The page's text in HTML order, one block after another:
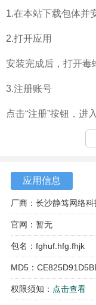
1.在本站下载包体并
2.打开应用
安装完成后，打开毒
3.注册账号
点击“注册”按钮，进
输入手机号码或邮
应用信息
厂商：长沙静笃网络科
官网：暂无
包名：fghuf.hfg.fhjk
MD5：
权限须知： 点击查看